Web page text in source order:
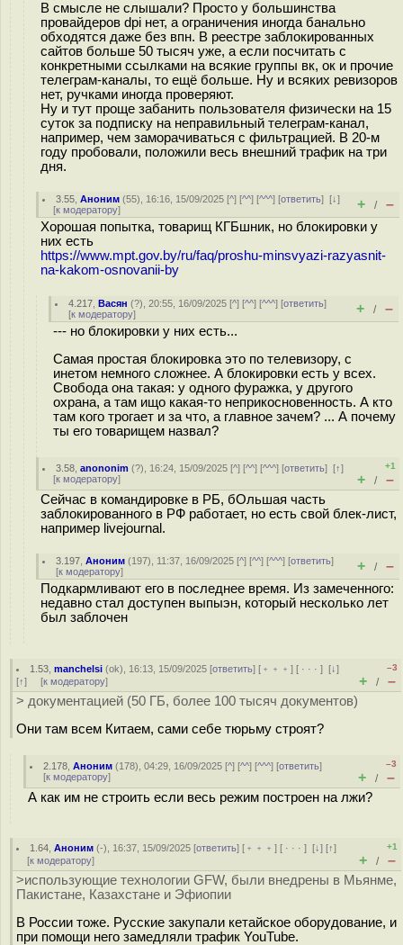
В смысле не слышали? Просто у большинства
провайдеров dpi нет, а ограничения иногда банально
обходятся даже без впн. В реестре заблокированных
сайтов больше 50 тысяч уже, а если посчитать с
конкретными ссылками на всякие группы вк, ок и прочие
телеграм-каналы, то ещё больше. Ну и всяких ревизоров
нет, ручками иногда проверяют.
Ну и тут проще забанить пользователя физически на 15
суток за подписку на неправильный телеграм-канал,
например, чем заморачиваться с фильтрацией. В 20-м
году пробовали, положили весь внешний трафик на три
дня.
3.55 ,Аноним (55), 16:16, 15/09/2025 [^] [^^] [^^^] [ответить][↓]
[к модератору] + / –
Хорошая попытка, товарищ КГБшник, но блокировки у
них есть
https://www.mpt.gov.by/ru/faq/proshu-minsvyazi-razyasnit-
na-kakom-osnovanii-by
4.217 ,Васян (?), 20:55, 16/09/2025 [^] [^^] [^^^] [ответить]
[к модератору] + / –
--- но блокировки у них есть...
Самая простая блокировка это по телевизору, с
инетом немного сложнее. А блокировки есть у всех.
Свобода она такая: у одного фуражка, у другого
охрана, а там ищо какая-то неприкосновенность. А кто
там кого трогает и за что, а главное зачем? ... А почему
ты его товарищем назвал?
3.58 ,anononim (?), 16:24, 15/09/2025 [^] [^^] [^^^] [ответить][↑]
[к модератору]
+1
+ / –
Сейчас в командировке в РБ, бОльшая часть
заблокированного в РФ работает, но есть свой блек-лист,
например livejournal.
3.197 ,Аноним (197), 11:37, 16/09/2025 [^] [^^] [^^^] [ответить]
[к модератору] + / –
Подкармливают его в последнее время. Из замеченного:
недавно стал доступен выпыэн, который несколько лет
был заблочен
1.53 ,manchelsi (ok), 16:13, 15/09/2025 [ответить] [ ﹢﹢﹢] [ · · ·][↓]
[↑] [к модератору]
–3
+ / –
> документацией (50 ГБ, более 100 тысяч документов)
Они там всем Китаем, сами себе тюрьму строят?
2.178 ,Аноним (178), 04:29, 16/09/2025 [^] [^^] [^^^] [ответить]
[к модератору]
–3
+ / –
А как им не строить если весь режим построен на лжи?
1.64 ,Аноним (-), 16:37, 15/09/2025 [ответить] [ ﹢﹢﹢] [ · · ·][↓] [↑]
[к модератору]
+1
+ / –
>использующие технологии GFW, были внедрены в Мьянме,
Пакистане, Казахстане и Эфиопии
В России тоже. Русские закупали кетайское оборудование, и
при помощи него замедляли трафик YouTube.